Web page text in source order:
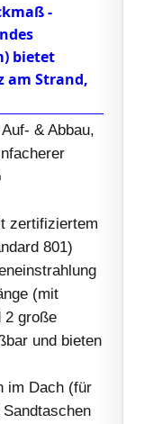
-
bietet
am Strand,
& Abbau,
zertifiziertem
801)
(mit
2 große
und bieten
im Dach (für